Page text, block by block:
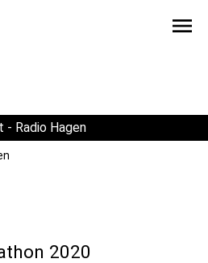
menu
- Radio Hagen
2020